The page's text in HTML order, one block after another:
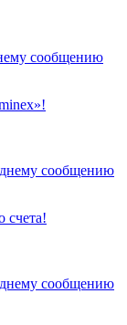
сообщению
сообщению
счета!
сообщению